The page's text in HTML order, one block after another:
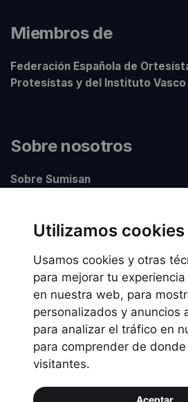
Utilizamos cookies
Usamos cookies y otras
para mejorar tu
en nuestra web, para
personalizados y anuncios
para analizar el tráfico en
para comprender de
visitantes.
Aceptar
Miembros de
Federación Española de
Protesístas y del Instituto Vasco
Sobre nosotros
Sobre Sumisan
Información legal
Preguntas frecuentes
Política de Cookies
Política de privacidad
Política de uso